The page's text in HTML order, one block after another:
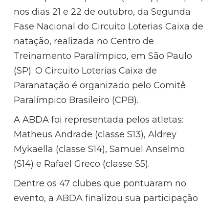
nos dias 21 e 22 de outubro, da Segunda
Fase Nacional do Circuito Loterias Caixa de
natação, realizada no Centro de
Treinamento Paralímpico, em São Paulo
(SP). O Circuito Loterias Caixa de
Paranatação é organizado pelo Comitê
Paralímpico Brasileiro (CPB).
A ABDA foi representada pelos atletas:
Matheus Andrade (classe S13), Aldrey
Mykaella (classe S14), Samuel Anselmo
(S14) e Rafael Greco (classe S5).
Dentre os 47 clubes que pontuaram no
evento, a ABDA finalizou sua participação